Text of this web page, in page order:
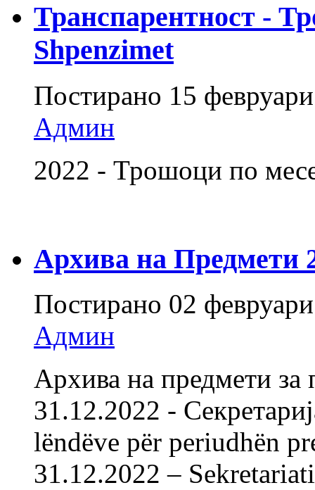
Транспарентност -
Shpenzimet
Постирано 15
Админ
2022 - Трошоци по
Архива на Предмети
Постирано 02
Админ
Архива на предмети
31.12.2022 -
lëndëve për periudhën
31.12.2022 –